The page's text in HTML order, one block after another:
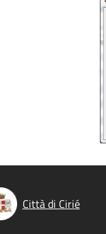
Città di Cirié